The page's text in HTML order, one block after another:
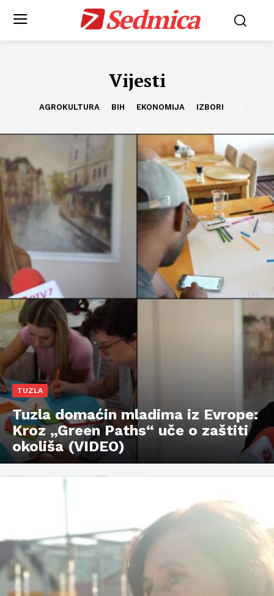
Sedmica
Vijesti
AGROKULTURA BIH EKONOMIJA IZBORI
TUZLA
Tuzla domaćin mladima iz Evrope:
Kroz „Green Paths“ uče o zaštiti
okoliša (VIDEO)